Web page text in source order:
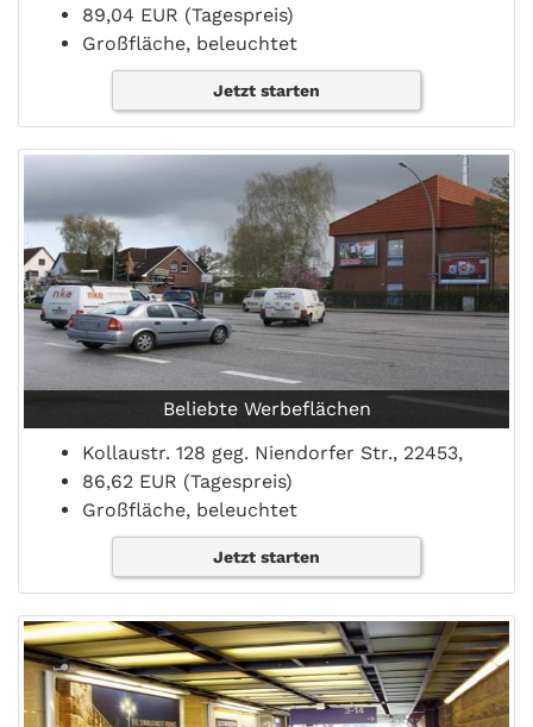
89,04 EUR (Tagespreis)
Großfläche, beleuchtet
Jetzt starten
Beliebte Werbeflächen
Kollaustr. 128 geg. Niendorfer Str., 22453,
86,62 EUR (Tagespreis)
Großfläche, beleuchtet
Jetzt starten